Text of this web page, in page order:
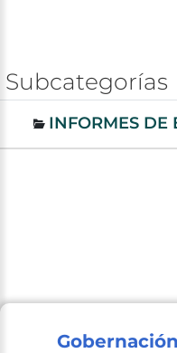
Subcategorías
INFORMES DE